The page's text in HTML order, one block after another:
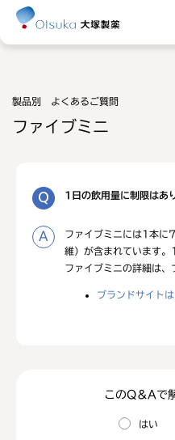
製品別 よくあるご質問
ファイブミニ
1日の飲用量に制限はあ
ファイブミニには1本に
維）が含まれています。
ファイブミニの詳細は、
ブランドサイト
このQ＆Aで
はい